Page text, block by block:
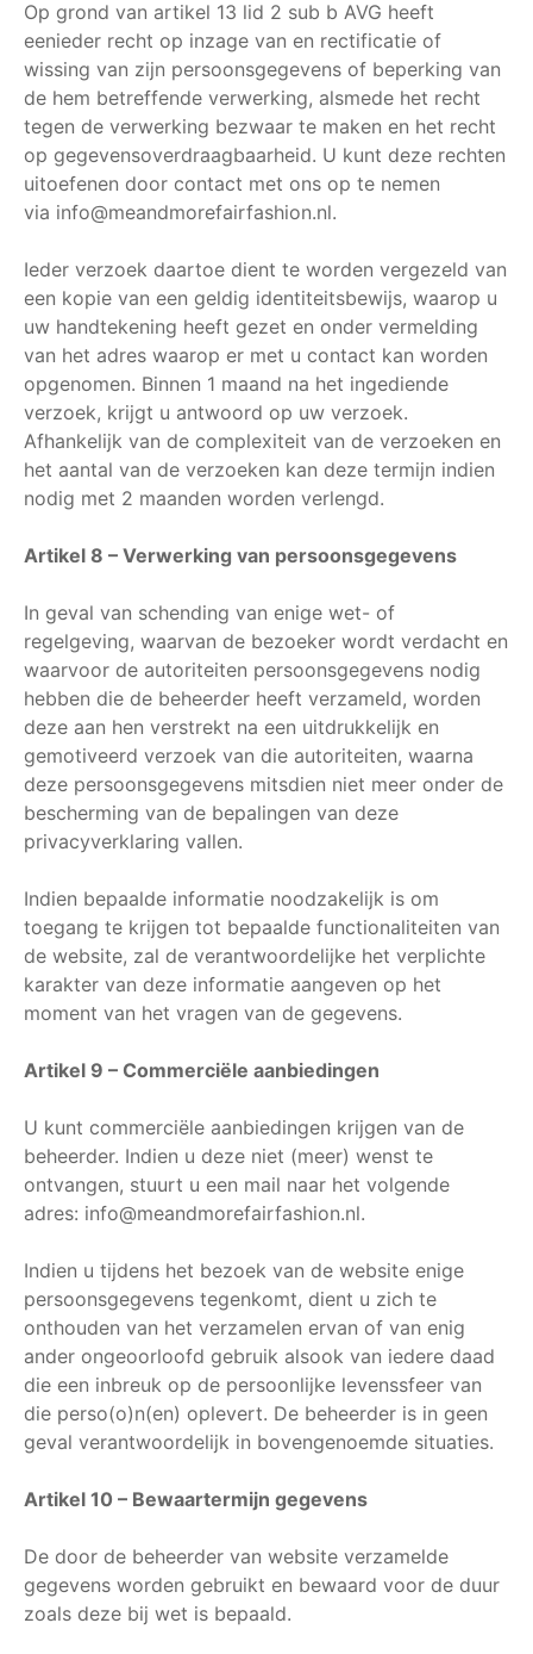
Op grond van artikel 13 lid 2 sub b AVG heeft
eenieder recht op inzage van en rectificatie of
wissing van zijn persoonsgegevens of beperking van
de hem betreffende verwerking, alsmede het recht
tegen de verwerking bezwaar te maken en het recht
op gegevensoverdraagbaarheid. U kunt deze rechten
uitoefenen door contact met ons op te nemen
via info@meandmorefairfashion.nl.
Ieder verzoek daartoe dient te worden vergezeld van
een kopie van een geldig identiteitsbewijs, waarop u
uw handtekening heeft gezet en onder vermelding
van het adres waarop er met u contact kan worden
opgenomen. Binnen 1 maand na het ingediende
verzoek, krijgt u antwoord op uw verzoek.
Afhankelijk van de complexiteit van de verzoeken en
het aantal van de verzoeken kan deze termijn indien
nodig met 2 maanden worden verlengd.
Artikel 8 – Verwerking van persoonsgegevens
In geval van schending van enige wet- of
regelgeving, waarvan de bezoeker wordt verdacht en
waarvoor de autoriteiten persoonsgegevens nodig
hebben die de beheerder heeft verzameld, worden
deze aan hen verstrekt na een uitdrukkelijk en
gemotiveerd verzoek van die autoriteiten, waarna
deze persoonsgegevens mitsdien niet meer onder de
bescherming van de bepalingen van deze
privacyverklaring vallen.
Indien bepaalde informatie noodzakelijk is om
toegang te krijgen tot bepaalde functionaliteiten van
de website, zal de verantwoordelijke het verplichte
karakter van deze informatie aangeven op het
moment van het vragen van de gegevens.
Artikel 9 – Commerciële aanbiedingen
U kunt commerciële aanbiedingen krijgen van de
beheerder. Indien u deze niet (meer) wenst te
ontvangen, stuurt u een mail naar het volgende
adres: info@meandmorefairfashion.nl.
Indien u tijdens het bezoek van de website enige
persoonsgegevens tegenkomt, dient u zich te
onthouden van het verzamelen ervan of van enig
ander ongeoorloofd gebruik alsook van iedere daad
die een inbreuk op de persoonlijke levenssfeer van
die perso(o)n(en) oplevert. De beheerder is in geen
geval verantwoordelijk in bovengenoemde situaties.
Artikel 10 – Bewaartermijn gegevens
De door de beheerder van website verzamelde
gegevens worden gebruikt en bewaard voor de duur
zoals deze bij wet is bepaald.